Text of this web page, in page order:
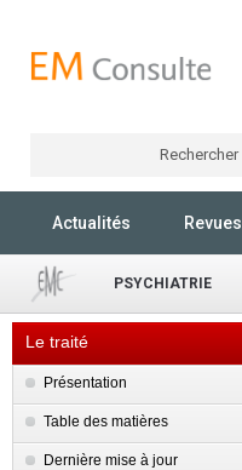
Rechercher
Actualités Revues
PSYCHIATRIE
Le traité
Présentation
Table des matières
Dernière mise à jour